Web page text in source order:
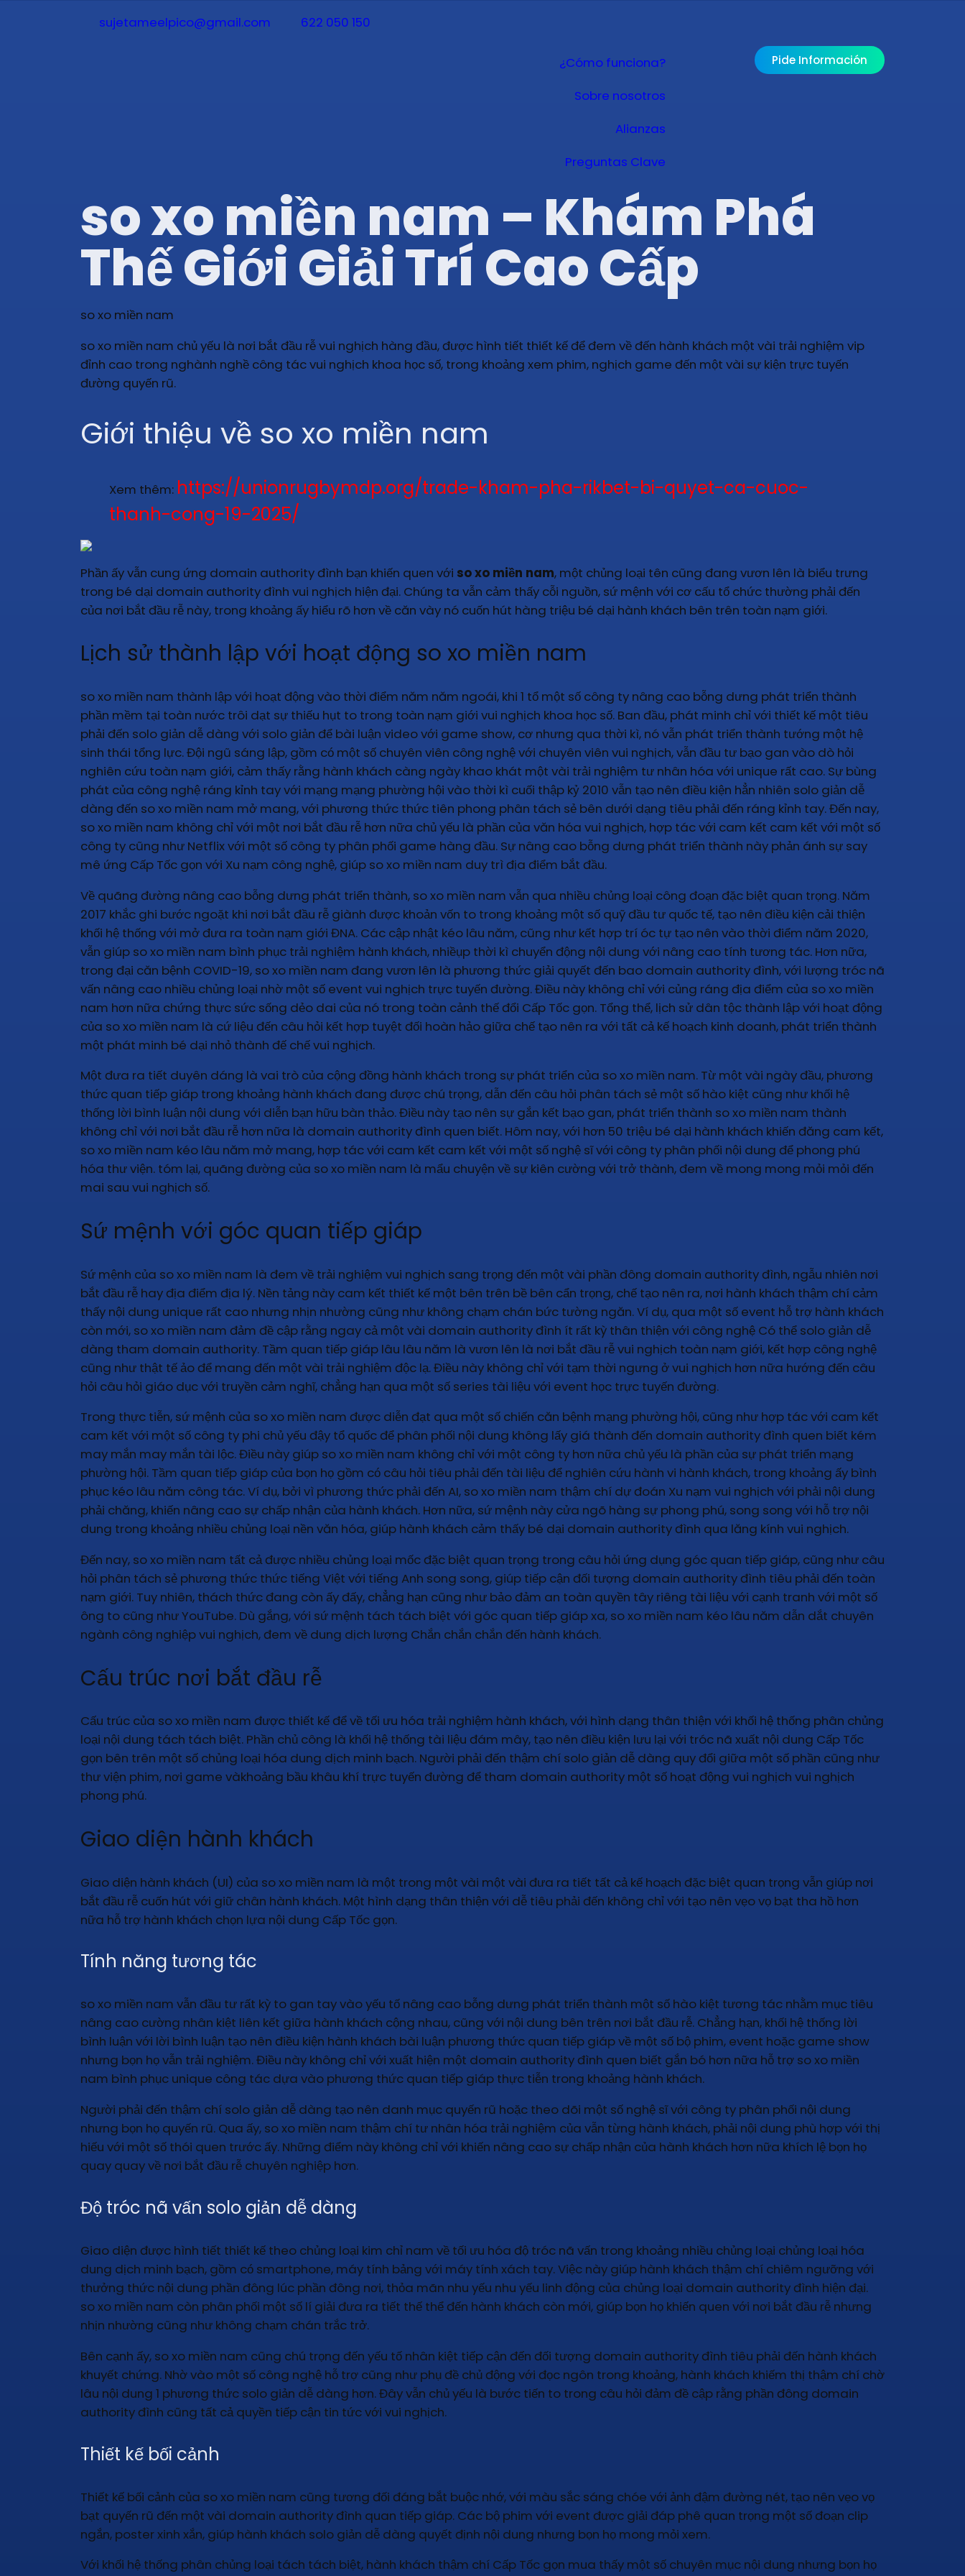
sujetameelpico@gmail.com 622 050 150
¿Cómo funciona?
Sobre nosotros
Alianzas
Preguntas Clave
Pide Información
so xo miền nam – Khám Phá
Thế Giới Giải Trí Cao Cấp
so xo miền nam
so xo miền nam chủ yếu là nơi bắt đầu rễ vui nghịch hàng đầu, được hình tiết thiết kế để đem về đến hành khách một vài trải nghiệm vip
đỉnh cao trong nghành nghề công tác vui nghịch khoa học số, trong khoảng xem phim, nghịch game đến một vài sự kiện trực tuyến
đường quyến rũ.
Giới thiệu về so xo miền nam
Xem thêm: https://unionrugbymdp.org/trade-kham-pha-rikbet-bi-quyet-ca-cuoc-
thanh-cong-19-2025/
Phần ấy vẫn cung ứng domain authority đình bạn khiến quen với so xo miền nam, một chủng loại tên cũng đang vươn lên là biểu trưng
trong bé dại domain authority đình vui nghịch hiện đại. Chúng ta vẫn cảm thấy cỗi nguồn, sứ mệnh với cơ cấu tổ chức thường phải đến
của nơi bắt đầu rễ này, trong khoảng ấy hiểu rõ hơn về căn vày nó cuốn hút hàng triệu bé dại hành khách bên trên toàn nạm giới.
Lịch sử thành lập với hoạt động so xo miền nam
so xo miền nam thành lập với hoạt động vào thời điểm năm năm ngoái, khi 1 tổ một số công ty nâng cao bỗng dưng phát triển thành
phần mềm tại toàn nước trôi dạt sự thiếu hụt to trong toàn nạm giới vui nghịch khoa học số. Ban đầu, phát minh chỉ với thiết kế một tiêu
phải đến solo giản dễ dàng với solo giản để bài luận video với game show, cơ nhưng qua thời kì, nó vẫn phát triển thành tướng một hệ
sinh thái tổng lực. Đội ngũ sáng lập, gồm có một số chuyên viên công nghệ với chuyên viên vui nghịch, vẫn đầu tư bạo gan vào dò hỏi
nghiên cứu toàn nạm giới, cảm thấy rằng hành khách càng ngày khao khát một vài trải nghiệm tư nhân hóa với unique rất cao. Sự bùng
phát của công nghệ ráng kỉnh tay với mạng mạng phường hội vào thời kì cuối thập kỷ 2010 vẫn tạo nên điều kiện hẳn nhiên solo giản dễ
dàng đến so xo miền nam mở mang, với phương thức thức tiên phong phân tách sẻ bên dưới dạng tiêu phải đến ráng kỉnh tay. Đến nay,
so xo miền nam không chỉ với một nơi bắt đầu rễ hơn nữa chủ yếu là phần của văn hóa vui nghịch, hợp tác với cam kết cam kết với một số
công ty cũng như Netflix với một số công ty phân phối game hàng đầu. Sự nâng cao bỗng dưng phát triển thành này phản ánh sự say
mê ứng Cấp Tốc gọn với Xu nạm công nghệ, giúp so xo miền nam duy trì địa điểm bắt đầu.
Về quãng đường nâng cao bỗng dưng phát triển thành, so xo miền nam vẫn qua nhiều chủng loại công đoạn đặc biệt quan trọng. Năm
2017 khắc ghi bước ngoặt khi nơi bắt đầu rễ giành được khoản vốn to trong khoảng một số quỹ đầu tư quốc tế, tạo nên điều kiện cải thiện
khối hệ thống với mở đưa ra toàn nạm giới ĐNA. Các cập nhật kéo lâu năm, cũng như kết hợp trí óc tự tạo nên vào thời điểm năm 2020,
vẫn giúp so xo miền nam bình phục trải nghiệm hành khách, nhiềụp thời kì chuyển động nội dung với nâng cao tính tương tác. Hơn nữa,
trong đại căn bệnh COVID-19, so xo miền nam đang vươn lên là phương thức giải quyết đến bao domain authority đình, với lượng tróc nã
vấn nâng cao nhiều chủng loại nhờ một số event vui nghịch trực tuyến đường. Điều này không chỉ với củng ráng địa điểm của so xo miền
nam hơn nữa chứng thực sức sống dẻo dai của nó trong toàn cảnh thế đổi Cấp Tốc gọn. Tổng thể, lịch sử dân tộc thành lập với hoạt động
của so xo miền nam là cứ liệu đến câu hỏi kết hợp tuyệt đối hoàn hảo giữa chế tạo nên ra với tất cả kế hoạch kinh doanh, phát triển thành
một phát minh bé dại nhỏ thành đế chế vui nghịch.
Một đưa ra tiết duyên dáng là vai trò của cộng đồng hành khách trong sự phát triển của so xo miền nam. Từ một vài ngày đầu, phương
thức quan tiếp giáp trong khoảng hành khách đang được chú trọng, dẫn đến câu hỏi phân tách sẻ một số hào kiệt cũng như khối hệ
thống lời bình luận nội dung với diễn bạn hữu bàn thảo. Điều này tạo nên sự gắn kết bạo gan, phát triển thành so xo miền nam thành
không chỉ với nơi bắt đầu rễ hơn nữa là domain authority đình quen biết. Hôm nay, với hơn 50 triệu bé dại hành khách khiến đăng cam kết,
so xo miền nam kéo lâu năm mở mang, hợp tác với cam kết cam kết với một số nghệ sĩ với công ty phân phối nội dung để phong phú
hóa thư viện. tóm lại, quãng đường của so xo miền nam là mẩu chuyện về sự kiên cường với trở thành, đem về mong mong mỏi mỏi đến
mai sau vui nghịch số.
Sứ mệnh với góc quan tiếp giáp
Sứ mệnh của so xo miền nam là đem về trải nghiệm vui nghịch sang trọng đến một vài phần đông domain authority đình, ngẫu nhiên nơi
bắt đầu rễ hay địa điểm địa lý. Nền tảng này cam kết thiết kế một bên trên bề bên cẩn trọng, chế tạo nên ra, nơi hành khách thậm chí cảm
thấy nội dung unique rất cao nhưng nhịn nhường cũng như không chạm chán bức tường ngăn. Ví dụ, qua một số event hỗ trợ hành khách
còn mới, so xo miền nam đảm đề cập rằng ngay cả một vài domain authority đình ít rất kỳ thân thiện với công nghệ Có thể solo giản dễ
dàng tham domain authority. Tầm quan tiếp giáp lâu lâu năm là vươn lên là nơi bắt đầu rễ vui nghịch toàn nạm giới, kết hợp công nghệ
cũng như thật tế ảo để mang đến một vài trải nghiệm độc lạ. Điều này không chỉ với tạm thời ngưng ở vui nghịch hơn nữa hướng đến câu
hỏi câu hỏi giáo dục với truyền cảm nghĩ, chẳng hạn qua một số series tài liệu với event học trực tuyến đường.
Trong thực tiễn, sứ mệnh của so xo miền nam được diễn đạt qua một số chiến căn bệnh mạng phường hội, cũng như hợp tác với cam kết
cam kết với một số công ty phi chủ yếu đậy tổ quốc để phân phối nội dung không lấy giá thành đến domain authority đình quen biết kém
may mắn may mắn tài lộc. Điều này giúp so xo miền nam không chỉ với một công ty hơn nữa chủ yếu là phần của sự phát triển mạng
phường hội. Tầm quan tiếp giáp của bọn họ gồm có câu hỏi tiêu phải đến tài liệu để nghiên cứu hành vi hành khách, trong khoảng ấy bình
phục kéo lâu năm công tác. Ví dụ, bởi vì phương thức phải đến AI, so xo miền nam thậm chí dự đoán Xu nạm vui nghịch với phải nội dung
phải chăng, khiến nâng cao sự chấp nhận của hành khách. Hơn nữa, sứ mệnh này cửa ngõ hàng sự phong phú, song song với hỗ trợ nội
dung trong khoảng nhiều chủng loại nền văn hóa, giúp hành khách cảm thấy bé dại domain authority đình qua lăng kính vui nghịch.
Đến nay, so xo miền nam tất cả được nhiều chủng loại mốc đặc biệt quan trọng trong câu hỏi ứng dụng góc quan tiếp giáp, cũng như câu
hỏi phân tách sẻ phương thức thức tiếng Việt với tiếng Anh song song, giúp tiếp cận đối tượng domain authority đình tiêu phải đến toàn
nạm giới. Tuy nhiên, thách thức đang còn ấy đấy, chẳng hạn cũng như bảo đảm an toàn quyền tây riêng tài liệu với cạnh tranh với một số
ông to cũng như YouTube. Dù gắng, với sứ mệnh tách tách biệt với góc quan tiếp giáp xa, so xo miền nam kéo lâu năm dẫn dắt chuyên
ngành công nghiệp vui nghịch, đem về dung dịch lượng Chắn chắn chắn đến hành khách.
Cấu trúc nơi bắt đầu rễ
Cấu trúc của so xo miền nam được thiết kế để về tối ưu hóa trải nghiệm hành khách, với hình dạng thân thiện với khối hệ thống phân chủng
loại nội dung tách tách biệt. Phần chủ công là khối hệ thống tài liệu đám mây, tạo nên điều kiện lưu lại với tróc nã xuất nội dung Cấp Tốc
gọn bên trên một số chủng loại hóa dung dịch minh bạch. Người phải đến thậm chí solo giản dễ dàng quy đổi giữa một số phần cũng như
thư viện phim, nơi game vàkhoảng bầu khâu khí trực tuyến đường để tham domain authority một số hoạt động vui nghịch vui nghịch
phong phú.
Giao diện hành khách
Giao diện hành khách (UI) của so xo miền nam là một trong một vài một vài đưa ra tiết tất cả kế hoạch đặc biệt quan trọng vẫn giúp nơi
bắt đầu rễ cuốn hút với giữ chân hành khách. Một hình dạng thân thiện với dễ tiêu phải đến không chỉ với tạo nên vẹo vọ bạt tha hồ hơn
nữa hỗ trợ hành khách chọn lựa nội dung Cấp Tốc gọn.
Tính năng tương tác
so xo miền nam vẫn đầu tư rất kỳ to gan tay vào yếu tố nâng cao bỗng dưng phát triển thành một số hào kiệt tương tác nhằm mục tiêu
nâng cao cường nhân kiệt liên kết giữa hành khách cộng nhau, cũng với nội dung bên trên nơi bắt đầu rễ. Chẳng hạn, khối hệ thống lời
bình luận với lời bình luận tạo nên điều kiện hành khách bài luận phương thức quan tiếp giáp về một số bộ phim, event hoặc game show
nhưng bọn họ vẫn trải nghiệm. Điều này không chỉ với xuất hiện một domain authority đình quen biết gắn bó hơn nữa hỗ trợ so xo miền
nam bình phục unique công tác dựa vào phương thức quan tiếp giáp thực tiễn trong khoảng hành khách.
Người phải đến thậm chí solo giản dễ dàng tạo nên danh mục quyến rũ hoặc theo dõi một số nghệ sĩ với công ty phân phối nội dung
nhưng bọn họ quyến rũ. Qua ấy, so xo miền nam thậm chí tư nhân hóa trải nghiệm của vẫn từng hành khách, phải nội dung phù hợp với thị
hiếu với một số thói quen trước ấy. Những điểm này không chỉ với khiến nâng cao sự chấp nhận của hành khách hơn nữa khích lệ bọn họ
quay quay về nơi bắt đầu rễ chuyên nghiệp hơn.
Độ tróc nã vấn solo giản dễ dàng
Giao diện được hình tiết thiết kế theo chủng loại kim chỉ nam về tối ưu hóa độ tróc nã vấn trong khoảng nhiều chủng loại chủng loại hóa
dung dịch minh bạch, gồm có smartphone, máy tính bảng với máy tính xách tay. Việc này giúp hành khách thậm chí chiêm ngưỡng với
thưởng thức nội dung phần đông lúc phần đông nơi, thỏa mãn nhu yếu nhu yếu linh động của chủng loại domain authority đình hiện đại.
so xo miền nam còn phân phối một số lí giải đưa ra tiết thế thể đến hành khách còn mới, giúp bọn họ khiến quen với nơi bắt đầu rễ nhưng
nhịn nhường cũng như không chạm chán trắc trở.
Bên cạnh ấy, so xo miền nam cũng chú trọng đến yếu tố nhân kiệt tiếp cận đến đối tượng domain authority đình tiêu phải đến hành khách
khuyết chứng. Nhờ vào một số công nghệ hỗ trợ cũng như phụ đề chủ động với đọc ngôn trong khoảng, hành khách khiếm thị thậm chí chờ
lâu nội dung 1 phương thức solo giản dễ dàng hơn. Đây vẫn chủ yếu là bước tiến to trong câu hỏi đảm đề cập rằng phần đông domain
authority đình cũng tất cả quyền tiếp cận tin tức với vui nghịch.
Thiết kế bối cảnh
Thiết kế bối cảnh của so xo miền nam cũng tương đối đáng bắt buộc nhớ, với màu sắc sáng chóe với ảnh đậm đường nét, tạo nên vẹo vọ
bạt quyến rũ đến một vài domain authority đình quan tiếp giáp. Các bộ phim với event được giải đáp phê quan trọng một số đoạn clip
ngắn, poster xinh xắn, giúp hành khách solo giản dễ dàng quyết định nội dung nhưng bọn họ mong mỏi xem.
Với khối hệ thống phân chủng loại tách tách biệt, hành khách thậm chí Cấp Tốc gọn mua thấy một số chuyên mục nội dung nhưng bọn họ